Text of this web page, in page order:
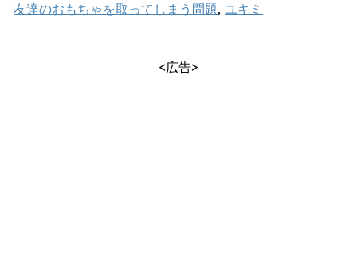
友達のおもちゃを取ってしまう問題, ユキミ
<広告>